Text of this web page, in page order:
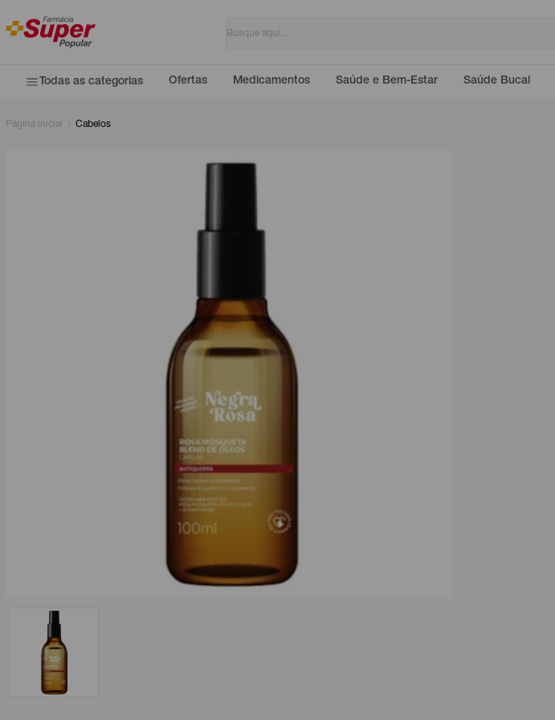
Todas as categorias Ofertas Medicamentos Saúde e Bem-Estar Saúde Bucal
Página inicial Cabelos